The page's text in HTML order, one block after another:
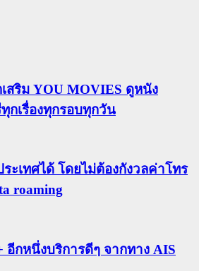
สริม YOU MOVIES ดูหนัง
กเรื่องทุกรอบทุกวัน
ระเทศได้ โดยไม่ต้องกังวลค่าโทร
roaming
อีกหนึ่งบริการดีๆ จากทาง AIS